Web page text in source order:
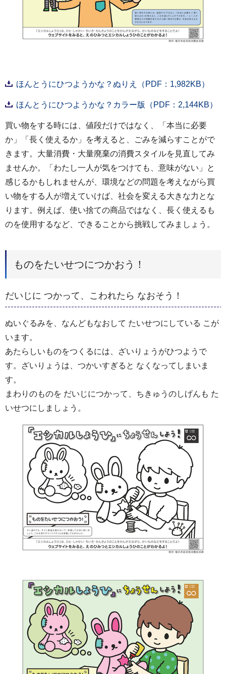
ほんとうにひつようかな？ぬりえ（PDF：1,982KB）
ほんとうにひつようかな？カラー版（PDF：2,144KB）
買い物をする時には、値段だけではなく、「本当に必要
か」「長く使えるか」を考えると、ごみを減らすことがで
きます。大量消費・大量廃棄の消費スタイルを見直してみ
ませんか。「わたし一人が気をつけても、意味がない」と
感じるかもしれませんが、環境などの問題を考えながら買
い物をする人が増えていけば、社会を変える大きな力とな
ります。例えば、使い捨ての商品ではなく、長く使えるも
のを使用するなど、できることから挑戦してみましょう。
ものをたいせつにつかおう！
だいじに つかって、こわれたら なおそう！
ぬいぐるみを、なんどもなおして たいせつにしている こが
います。
あたらしいものをつくるには、ざいりょうがひつようで
す。ざいりょうは、つかいすぎると なくなってしまいま
す。
まわりのものを だいじにつかって、ちきゅうのしげんも た
いせつにしましょう。